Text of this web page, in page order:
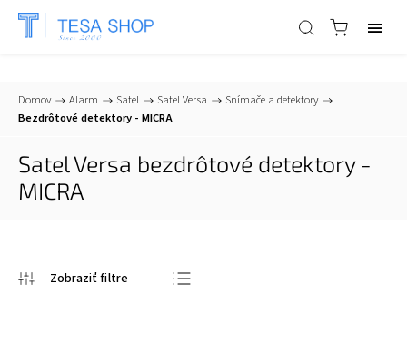
📞+421 903 553 805 info@tesa-systems.sk
Domov / Alarm / Satel / Satel Versa / Snímače a detektory /
Bezdrôtové detektory - MICRA
Satel Versa bezdrôtové detektory -
MICRA